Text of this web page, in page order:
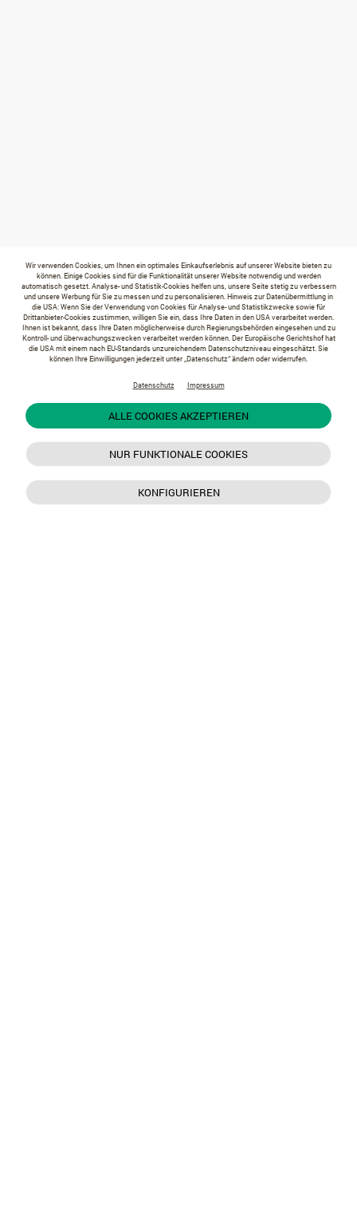
Wir verwenden Cookies, um Ihnen ein optimales Einkaufserlebnis auf unserer Website bieten zu
können. Einige Cookies sind für die Funktionalität unserer Website notwendig und werden
automatisch gesetzt. Analyse- und Statistik-Cookies helfen uns, unsere Seite stetig zu verbessern
und unsere Werbung für Sie zu messen und zu personalisieren. Hinweis zur Datenübermittlung in
die USA: Wenn Sie der Verwendung von Cookies für Analyse- und Statistikzwecke sowie für
Drittanbieter-Cookies zustimmen, willigen Sie ein, dass Ihre Daten in den USA verarbeitet werden.
Ihnen ist bekannt, dass Ihre Daten möglicherweise durch Regierungsbehörden eingesehen und zu
Kontroll- und überwachungszwecken verarbeitet werden können. Der Europäische Gerichtshof hat
die USA mit einem nach EU-Standards unzureichendem Datenschutzniveau eingeschätzt. Sie
können Ihre Einwilligungen jederzeit unter „Datenschutz“ ändern oder widerrufen.
Datenschutz Impressum
ALLE COOKIES AKZEPTIEREN
NUR FUNKTIONALE COOKIES
KONFIGURIEREN